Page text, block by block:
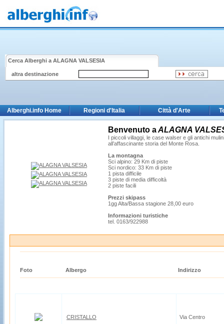
Cerca Alberghi a ALAGNA VALSESIA
altra destinazione
Alberghi.info Home Regioni d'Italia Città d'Arte
Benvenuto a ALAGNA
I piccoli villaggi, le case walser e gli antichi
all’affascinante storia del Monte Rosa.
La montagna
Sci alpino: 29 Km di piste
Sci nordico: 33 Km di piste
1 pista difficile
3 piste di media difficoltà
2 piste facili
Prezzi skipass
1gg Alta/Bassa stagione 28,00 euro
Informazioni turistiche
tel. 0163/922988
Foto Albergo Indirizzo
CRISTALLO Via Centro